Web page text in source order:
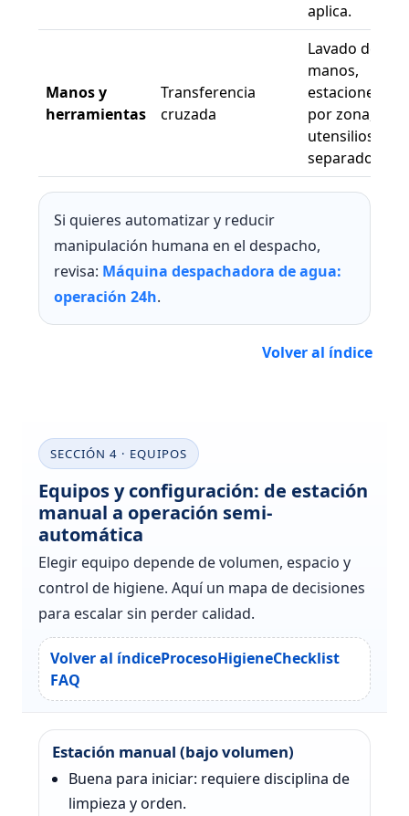
aplica.
Manos y
herramientas
Transferencia
cruzada
Lavado de
manos,
estaciones
por zona,
utensilios
separados.
Si quieres automatizar y reducir
manipulación humana en el despacho,
revisa: Máquina despachadora de agua:
operación 24h.
Volver al índice
SECCIÓN 4 · EQUIPOS
Equipos y configuración: de estación
manual a operación semi-
automática
Elegir equipo depende de volumen, espacio y
control de higiene. Aquí un mapa de decisiones
para escalar sin perder calidad.
Volver al índiceProcesoHigieneChecklist
FAQ
Estación manual (bajo volumen)
Buena para iniciar: requiere disciplina de
limpieza y orden.